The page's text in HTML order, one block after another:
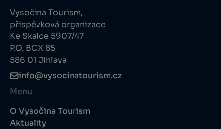
Vysočina Tourism,
příspěvková organizace
Ke Skalce 5907/47
P.O. BOX 85
586 01 Jihlava
info@vysocinatourism.cz
Menu
O Vysočina Tourism
Aktuality